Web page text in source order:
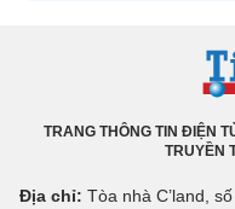
TRANG THÔNG TIN ĐIỆN
TRUYỀN
Địa chỉ: Tòa nhà C’land,